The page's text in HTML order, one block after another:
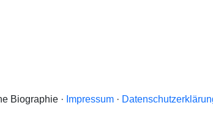
Biographie · Impressum ·